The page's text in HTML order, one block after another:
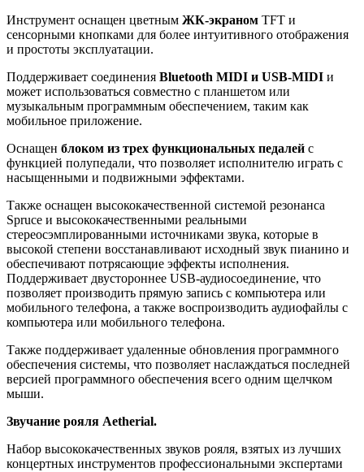
Инструмент оснащен цветным ЖК-экраном TFT и
сенсорными кнопками для более интуитивного отображения
и простоты эксплуатации.
Поддерживает соединения Bluetooth MIDI и USB-MIDI и
может использоваться совместно с планшетом или
музыкальным программным обеспечением, таким как
мобильное приложение.
Оснащен блоком из трех функциональных педалей с
функцией полупедали, что позволяет исполнителю играть с
насыщенными и подвижными эффектами.
Также оснащен высококачественной системой резонанса
Spruce и высококачественными реальными
стереосэмплированными источниками звука, которые в
высокой степени восстанавливают исходный звук пианино и
обеспечивают потрясающие эффекты исполнения.
Поддерживает двустороннее USB-аудиосоединение, что
позволяет производить прямую запись с компьютера или
мобильного телефона, а также воспроизводить аудиофайлы с
компьютера или мобильного телефона.
Также поддерживает удаленные обновления программного
обеспечения системы, что позволяет наслаждаться последней
версией программного обеспечения всего одним щелчком
мыши.
Звучание рояля Aetherial.
Набор высококачественных звуков рояля, взятых из лучших
концертных инструментов профессиональными экспертами